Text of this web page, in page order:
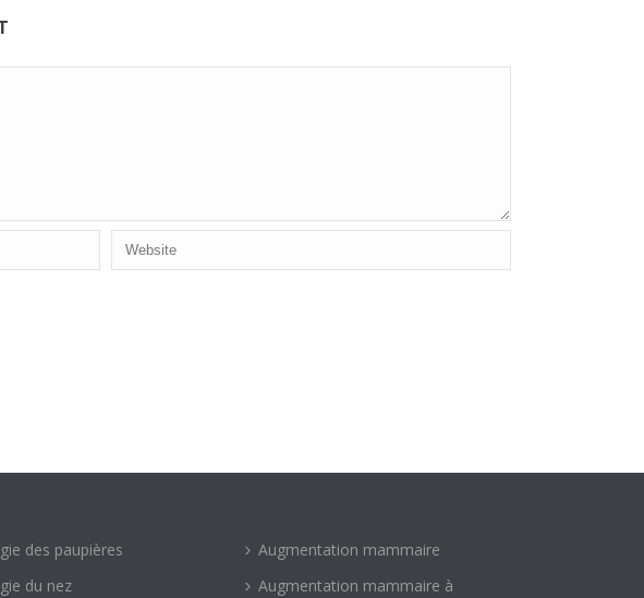
des paupières
du nez
Augmentation mammaire
Augmentation mammaire à